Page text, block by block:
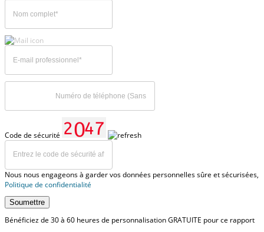
Code de sécurité
Nous nous engageons à garder vos données personnelles sûre et sécurisées,
Politique de confidentialité
Soumettre
Bénéficiez de 30 à 60 heures de personnalisation GRATUITE pour ce rapport